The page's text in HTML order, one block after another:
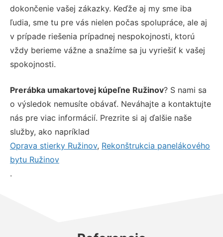
dokončenie vašej zákazky. Keďže aj my sme iba
ľudia, sme tu pre vás nielen počas spolupráce, ale aj
v prípade riešenia prípadnej nespokojnosti, ktorú
vždy berieme vážne a snažíme sa ju vyriešiť k vašej
spokojnosti.
Prerábka umakartovej kúpeľne Ružinov? S nami sa
o výsledok nemusíte obávať. Neváhajte a kontaktujte
nás pre viac informácií. Prezrite si aj ďalšie naše
služby, ako napríklad
Oprava stierky Ružinov, Rekonštrukcia panelákového
bytu Ružinov
.